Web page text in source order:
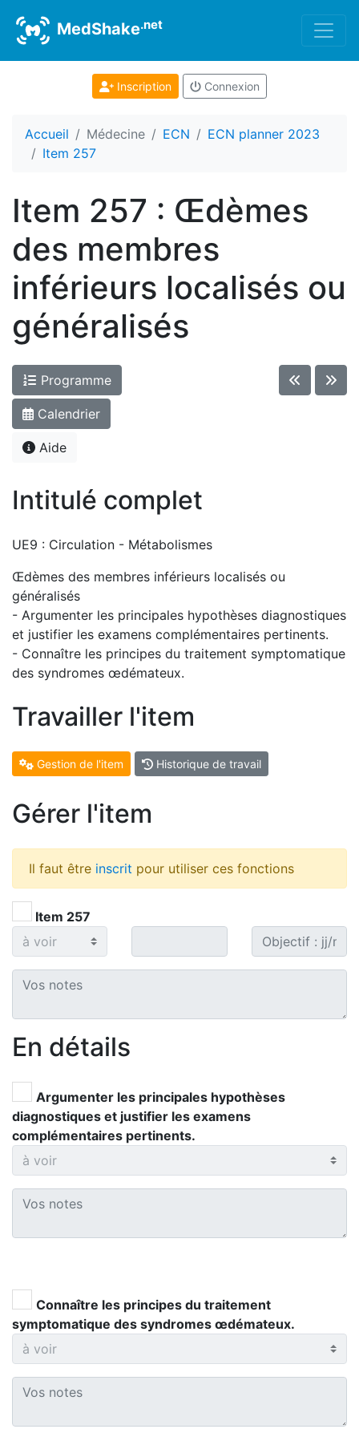
MedShake.net
Inscription Connexion
Accueil Médecine ECN
ECN planner 2023
Item 257
Item 257 : Œdèmes
des membres
inférieurs localisés ou
généralisés
Programme
Calendrier
Aide
Intitulé complet
UE9 : Circulation - Métabolismes
Œdèmes des membres inférieurs localisés ou
généralisés
- Argumenter les principales hypothèses diagnostiques
et justifier les examens complémentaires pertinents.
- Connaître les principes du traitement symptomatique
des syndromes œdémateux.
Travailler l'item
Gestion de l'item Historique de travail
Gérer l'item
Il faut être inscrit pour utiliser ces fonctions
Item 257
En détails
Argumenter les principales hypothèses
diagnostiques et justifier les examens
complémentaires pertinents.
Connaître les principes du traitement
symptomatique des syndromes œdémateux.